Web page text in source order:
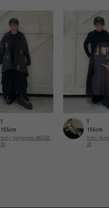
T
155cm
Yohji Yamamoto 梅田阪
急
T
155cm
Yohji
急